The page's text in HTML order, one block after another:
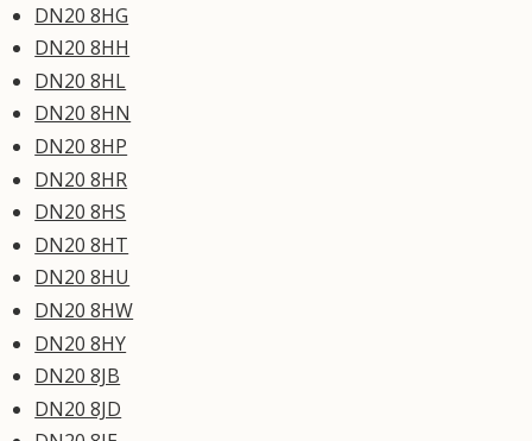
DN20 8HG
DN20 8HH
DN20 8HL
DN20 8HN
DN20 8HP
DN20 8HR
DN20 8HS
DN20 8HT
DN20 8HU
DN20 8HW
DN20 8HY
DN20 8JB
DN20 8JD